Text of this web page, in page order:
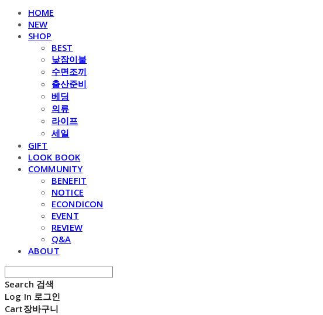
HOME
NEW
SHOP
BEST
낮잠이불
수면조끼
출산준비
베딩
의류
라이프
세일
GIFT
LOOK BOOK
COMMUNITY
BENEFIT
NOTICE
ECONDICON
EVENT
REVIEW
Q&A
ABOUT
Search 검색
Log In 로그인
Cart장바구니